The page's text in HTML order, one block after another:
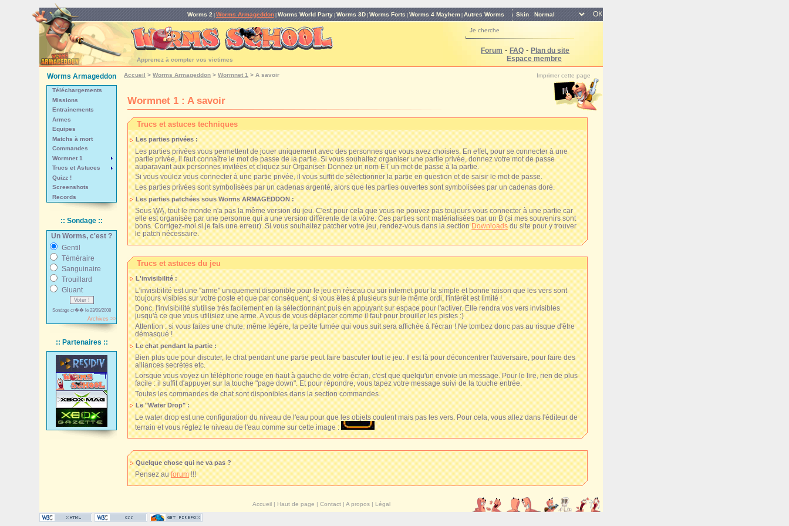
Skin
Worms 2| Worms Armageddon| Worms World Party| Worms 3D| Worms Forts Worms 4 Mayhem| Autres Worms
Je cherche
Forum -FAQ -Plan du site
Espace membre
Apprenez à compter vos victimes
Worms Armageddon
Téléchargements
Missions
Entrainements
Armes
Equipes
Matchs à mort
Commandes
Wormnet 1
Trucs et Astuces
Quizz !
Screenshots
Records
:: Sondage ::
Un Worms, c'est ?
Gentil
Téméraire
Sanguinaire
Trouillard
Gluant
Sondage cr�� le 23/09/2008
Archives >>
:: Partenaires ::
Accueil >Worms Armageddon >Wormnet 1 > A savoir Imprimer cette page
Wormnet 1 : A savoir
Trucs et astuces techniques
Les parties privées :
Les parties privées vous permettent de jouer uniquement avec des personnes que vous avez choisies. En effet, pour se connecter à une
partie privée, il faut connaître le mot de passe de la partie. Si vous souhaitez organiser une partie privée, donnez votre mot de passe
auparavant aux personnes invitées et cliquez sur Organiser. Donnez un nom ET un mot de passe à la partie.
Si vous voulez vous connecter à une partie privée, il vous suffit de sélectionner la partie en question et de saisir le mot de passe.
Les parties privées sont symbolisées par un cadenas argenté, alors que les parties ouvertes sont symbolisées par un cadenas doré.
Les parties patchées sous Worms ARMAGEDDON :
SousWA, tout le monde n'a pas la même version du jeu. C'est pour cela que vous ne pouvez pas toujours vous connecter à une partie car
elle est organisée par une personne qui a une version différente de la vôtre. Ces parties sont matérialisées par un B (si mes souvenirs sont
bons. Corrigez-moi si je fais une erreur). Si vous souhaitez patcher votre jeu, rendez-vous dans la sectionDownloadsdu site pour y trouver
le patch nécessaire.
Trucs et astuces du jeu
L'invisibilité :
L'invisibilité est une "arme" uniquement disponible pour le jeu en réseau ou sur internet pour la simple et bonne raison que les vers sont
toujours visibles sur votre poste et que par conséquent, si vous êtes à plusieurs sur le même ordi, l'intérêt est limité !
Donc, l'invisibilité s'utilise très facilement en la sélectionnant puis en appuyant sur espace pour l'activer. Elle rendra vos vers invisibles
jusqu'à ce que vous utilisiez une arme. A vous de vous déplacer comme il faut pour brouiller les pistes :)
Attention : si vous faites une chute, même légère, la petite fumée qui vous suit sera affichée à l'écran ! Ne tombez donc pas au risque d'être
démasqué !
Le chat pendant la partie :
Bien plus que pour discuter, le chat pendant une partie peut faire basculer tout le jeu. Il est là pour déconcentrer l'adversaire, pour faire des
alliances secrètes etc.
Lorsque vous voyez un téléphone rouge en haut à gauche de votre écran, c'est que quelqu'un envoie un message. Pour le lire, rien de plus
facile : il suffit d'appuyer sur la touche"page down". Et pour répondre, vous tapez votre message suivi de la touche entrée.
Toutes les commandes de chat sont disponibles dans la section commandes.
Le"Water Drop":
Lewater dropest une configuration du niveau de l'eau pour que les objets coulent mais pas les vers. Pour cela, vous allez dans l'éditeur de
terrain et vous réglez le niveau de l'eau comme sur cette image :
Quelque chose qui ne va pas ?
Pensez auforum!!!
Accueil| Haut de page | Contact| A propos| Légal